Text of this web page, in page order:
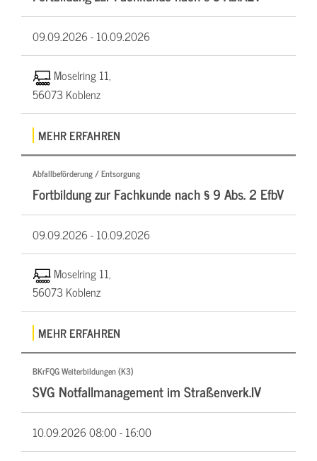
09.09.2026 -10.09.2026
Moselring 11,
56073 Koblenz
MEHR ERFAHREN
Abfallbeförderung / Entsorgung
Fortbildung zur Fachkunde nach § 9 Abs. 2 EfbV
09.09.2026 -10.09.2026
Moselring 11,
56073 Koblenz
MEHR ERFAHREN
BKrFQG Weiterbildungen (K3)
SVG Notfallmanagement im Straßenverk.IV
10.09.202608:00 - 16:00